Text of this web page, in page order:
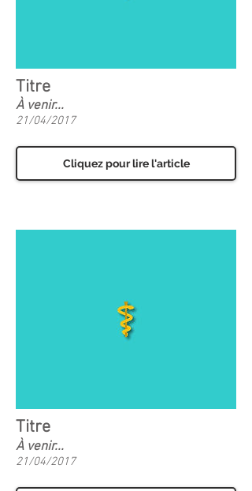
Titre
À venir...
21/04/2017
Cliquez pour lire l'article
Titre
À venir...
21/04/2017